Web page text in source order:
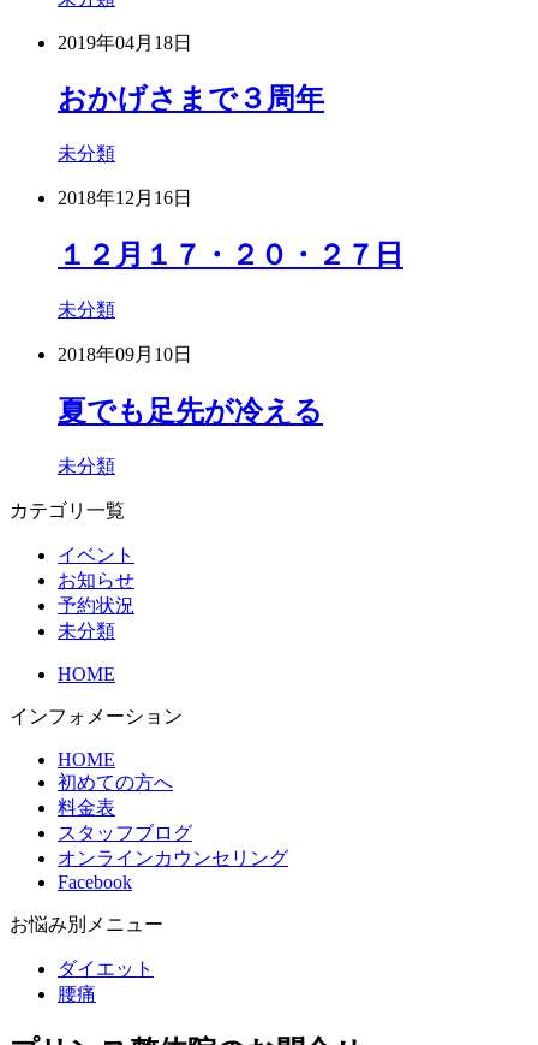
2019年04月18日
おかげさまで３周年
未分類
2018年12月16日
１２月１７・２０・２７日
未分類
2018年09月10日
夏でも足先が冷える
未分類
カテゴリ一覧
イベント
お知らせ
予約状況
未分類
HOME
インフォメーション
HOME
初めての方へ
料金表
スタッフブログ
オンラインカウンセリング
Facebook
お悩み別メニュー
ダイエット
腰痛